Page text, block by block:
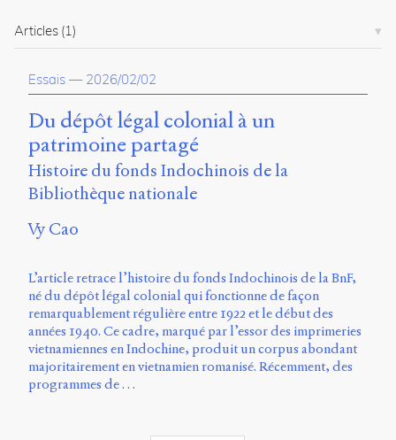
Contact
À
du
site
Archipel
En
ligne
Mastodon
de
Sherbrooke
Campus
de
Longueuil
Local
B1-
Articles (1)
Essais — 2026/02/02
Du dépôt légal colonial à un
patrimoine partagé
Histoire du fonds Indochinois de la
Bibliothèque nationale
Vy Cao
L’article retrace l’histoire du fonds Indochinois de la BnF,
né du dépôt légal colonial qui fonctionne de façon
remarquablement régulière entre 1922 et le début des
années 1940. Ce cadre, marqué par l’essor des imprimeries
vietnamiennes en Indochine, produit un corpus abondant
majoritairement en vietnamien romanisé. Récemment, des
programmes de …